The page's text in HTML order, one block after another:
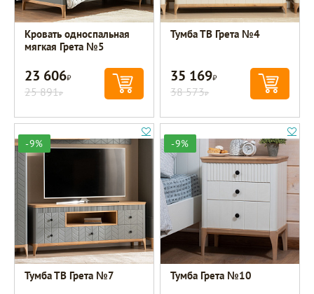
Кровать односпальная
мягкая Грета №5
23 606Р
25 891Р
Тумба ТВ Грета №4
35 169Р
38 573Р
-9%
Тумба ТВ Грета №7
-9%
Тумба Грета №10